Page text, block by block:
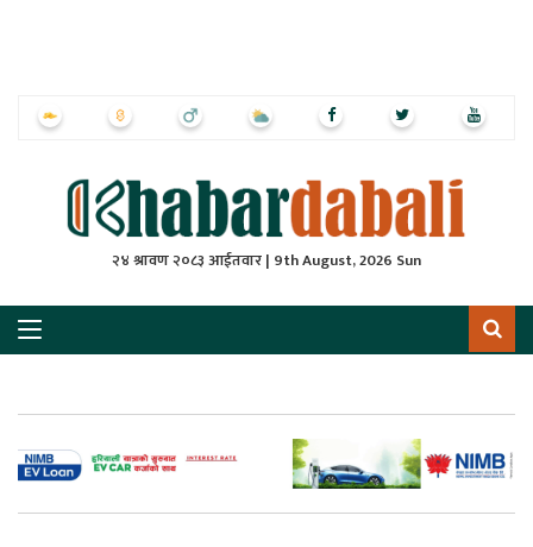
२४ श्रावण २०८३ आईतवार | 9th August, 2026 Sun